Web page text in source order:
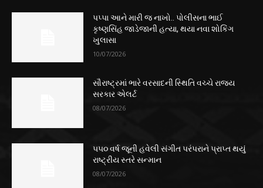
પપ્પા આને મારી જ નાખો.. પોલીસના ભાઈ
કૃષ્ણસિંહ જાડેજાની હત્યા, થયા નવા શોકિંગ
ખુલાસા
10/07/2026
સૌરાષ્ટ્રમાં ભારે વરસાદની સ્થિતિ વચ્ચે રાજ્ય
સરકાર એલર્ટ
08/07/2026
૫૫૦ વર્ષ જૂની હવેલી સંગીત પરંપરાને પ્રાપ્ત થયું
રાષ્ટ્રીય સ્તરે સન્માન
08/07/2026